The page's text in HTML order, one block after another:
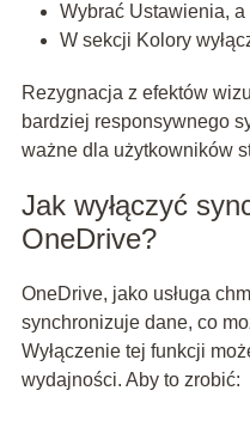
Wybrać Ustawienia,
W sekcji Kolory
Rezygnacja z efektów
bardziej responsywnego
ważne dla użytkowników
Jak wyłączyć
OneDrive?
OneDrive, jako usługa
synchronizuje dane, co
Wyłączenie tej funkcji
wydajności. Aby to zrobić: